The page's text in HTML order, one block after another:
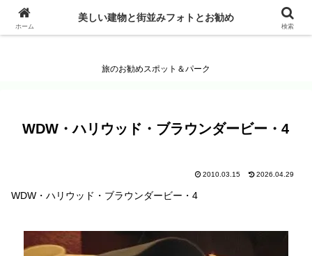
美しい建物と街並みフォトとお勧め
旅のお勧めスポット＆パーク
WDW・ハリウッド・ブラウンダービー・4
2010.03.15 2026.04.29
WDW・ハリウッド・ブラウンダービー・4
ホーム
美しい建物と街並みフォトとお勧め
検索